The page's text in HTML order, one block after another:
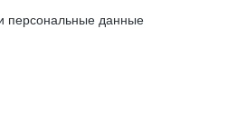
персональные данные